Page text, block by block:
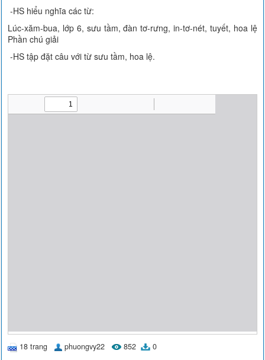
-HS hiểu nghĩa các từ:
Lúc-xăm-bua, lớp 6, sưu tầm, đàn tơ-rưng, in-tơ-nét, tuyết, hoa lệ
Phần chú giải
-HS tập đặt câu với từ sưu tầm, hoa lệ.
18 trang phuongvy22 852 0